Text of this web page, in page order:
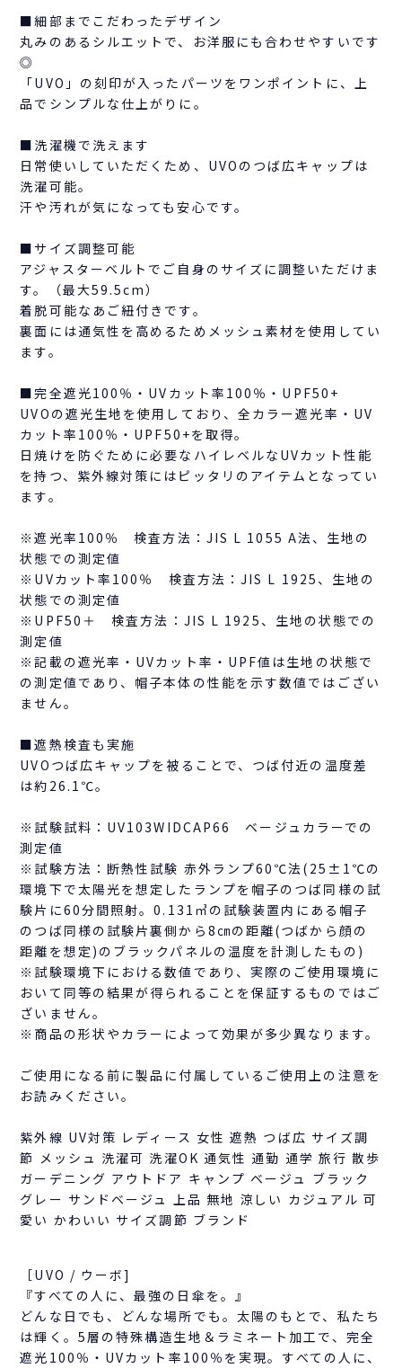
■細部までこだわったデザイン
丸みのあるシルエットで、お洋服にも合わせやすいです
◎
「UVO」の刻印が入ったパーツをワンポイントに、上
品でシンプルな仕上がりに。
■洗濯機で洗えます
日常使いしていただくため、UVOのつば広キャップは
洗濯可能。
汗や汚れが気になっても安心です。
■サイズ調整可能
アジャスターベルトでご自身のサイズに調整いただけま
す。（最大59.5cm）
着脱可能なあご紐付きです。
裏面には通気性を高めるためメッシュ素材を使用してい
ます。
■完全遮光100％・UVカット率100％・UPF50+
UVOの遮光生地を使用しており、全カラー遮光率・UV
カット率100％・UPF50+を取得。
日焼けを防ぐために必要なハイレベルなUVカット性能
を持つ、紫外線対策にはピッタリのアイテムとなってい
ます。
※遮光率100％ 検査方法：JIS L 1055 A法、生地の
状態での測定値
※UVカット率100％ 検査方法：JIS L 1925、生地の
状態での測定値
※UPF50＋ 検査方法：JIS L 1925、生地の状態での
測定値
※記載の遮光率・UVカット率・UPF値は生地の状態で
の測定値であり、帽子本体の性能を示す数値ではござい
ません。
■遮熱検査も実施
UVOつば広キャップを被ることで、つば付近の温度差
は約26.1℃。
※試験試料：UV103WIDCAP66 ベージュカラーでの
測定値
※試験方法：断熱性試験 赤外ランプ60℃法(25±1℃の
環境下で太陽光を想定したランプを帽子のつば同様の試
験片に60分間照射。0.131㎥の試験装置内にある帽子
のつば同様の試験片裏側から8㎝の距離(つばから顔の
距離を想定)のブラックパネルの温度を計測したもの)
※試験環境下における数値であり、実際のご使用環境に
おいて同等の結果が得られることを保証するものではご
ざいません。
※商品の形状やカラーによって効果が多少異なります。
ご使用になる前に製品に付属しているご使用上の注意を
お読みください。
紫外線 UV対策 レディース 女性 遮熱 つば広 サイズ調
節 メッシュ 洗濯可 洗濯OK 通気性 通勤 通学 旅行 散歩
ガーデニング アウトドア キャンプ ベージュ ブラック
グレー サンドベージュ 上品 無地 涼しい カジュアル 可
愛い かわいい サイズ調節 ブランド
［UVO / ウーボ]
『すべての人に、最強の日傘を。』
どんな日でも、どんな場所でも。太陽のもとで、私たち
は輝く。5層の特殊構造生地＆ラミネート加工で、完全
遮光100％・UVカット率100％を実現。すべての人に、